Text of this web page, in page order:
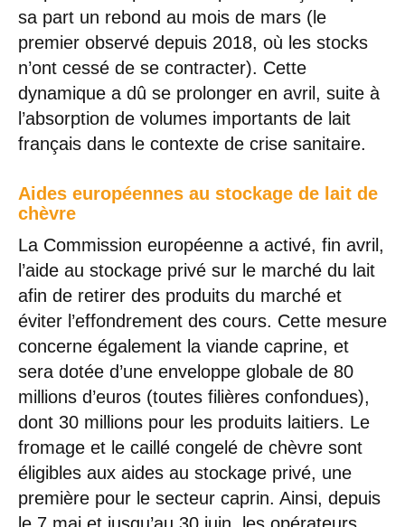
sa part un rebond au mois de mars (le
premier observé depuis 2018, où les stocks
n’ont cessé de se contracter). Cette
dynamique a dû se prolonger en avril, suite à
l’absorption de volumes importants de lait
français dans le contexte de crise sanitaire.
Aides européennes au stockage de lait de
chèvre
La Commission européenne a activé, fin avril,
l’aide au stockage privé sur le marché du lait
afin de retirer des produits du marché et
éviter l’effondrement des cours. Cette mesure
concerne également la viande caprine, et
sera dotée d’une enveloppe globale de 80
millions d’euros (toutes filières confondues),
dont 30 millions pour les produits laitiers. Le
fromage et le caillé congelé de chèvre sont
éligibles aux aides au stockage privé, une
première pour le secteur caprin. Ainsi, depuis